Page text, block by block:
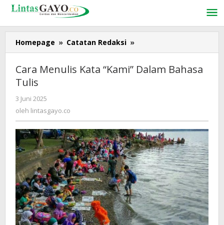
Lewati
konten
Homepage » Catatan Redaksi »
Menulis
Kata
"Kami"
Cara Menulis Kata “Kami” Dalam Bahasa
Tulis
3 Juni 2025
lintasgayo.co
oleh lintasgayo.co